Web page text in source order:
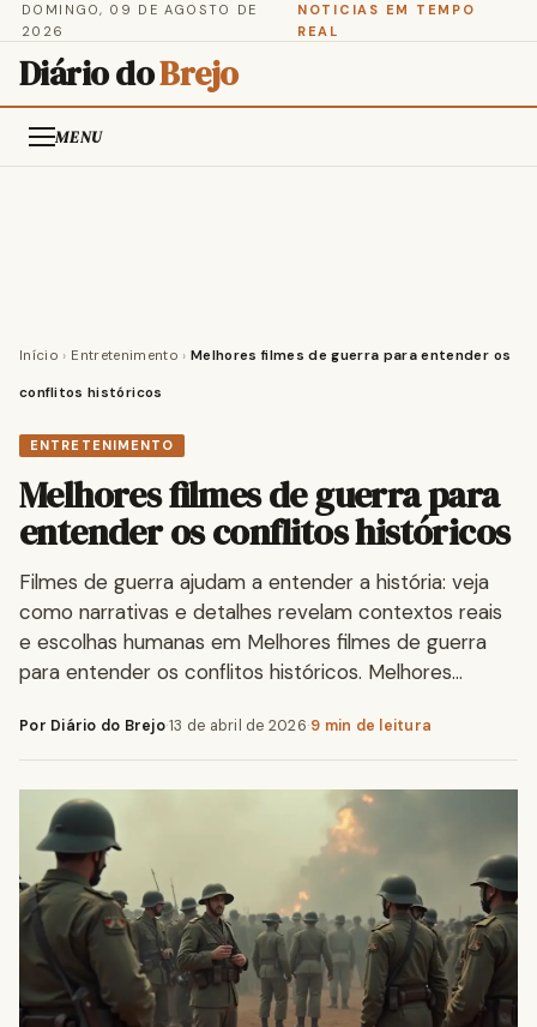
DOMINGO, 09 DE AGOSTO DE
2026
NOTICIAS EM TEMPO
REAL
Diário doBrejo
MENU
Início › Entretenimento › Melhores filmes de guerra para entender os
conflitos históricos
ENTRETENIMENTO
Melhores filmes de guerra para
entender os conflitos históricos
Filmes de guerra ajudam a entender a história: veja
como narrativas e detalhes revelam contextos reais
e escolhas humanas em Melhores filmes de guerra
para entender os conflitos históricos. Melhores…
Por Diário do Brejo·13 de abril de 2026·9 min de leitura